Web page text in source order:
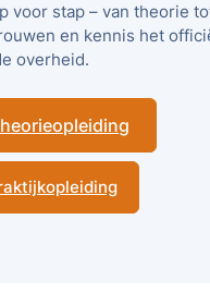
voor stap – van theorie
en kennis het
overheid.